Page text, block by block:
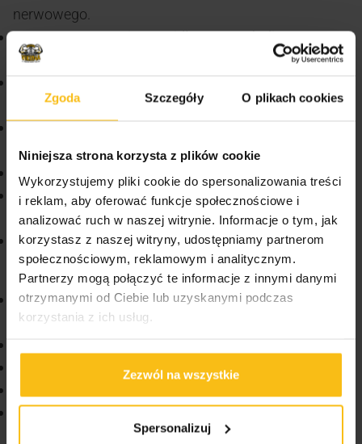
Zgoda Szczegóły O plikach cookies
Niniejsza strona korzysta z plików cookie
Wykorzystujemy pliki cookie do spersonalizowania treści
i reklam, aby oferować funkcje społecznościowe i
analizować ruch w naszej witrynie. Informacje o tym, jak
korzystasz z naszej witryny, udostępniamy partnerom
społecznościowym, reklamowym i analitycznym.
Partnerzy mogą połączyć te informacje z innymi danymi
otrzymanymi od Ciebie lub uzyskanymi podczas
korzystania z ich usług.
Zezwól na wszystkie
Spersonalizuj
nerwowego.
Mangan: Utrzymuje prawidłowy metabolizm
energetyczny.
utrzymaniu prawidłowych funkcji tarczycy.
testosteronu we krwi.
Molibden: Wpływa na prawidłowy metabolizm
energetyczny.
Chrom: Utrzymuje prawidłowy metabolizm glukozy.
Właściwości
Prosta suplementacja dzięki podziałowi na kapsułki
na dzień i na noc.
Kompleks witamin i minerałów.
Wspieranie funkcji układu odpornościowego,
nerwowego i hormonalnego.